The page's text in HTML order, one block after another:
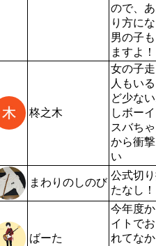
ので、
り方に
男の子
ますよ！
柊之木
女の子
人もい
ど少な
しボー
スバち
から衝
い
まわりのしのび
公式切
たなし！
ばーた
今年度
イトで
れてな